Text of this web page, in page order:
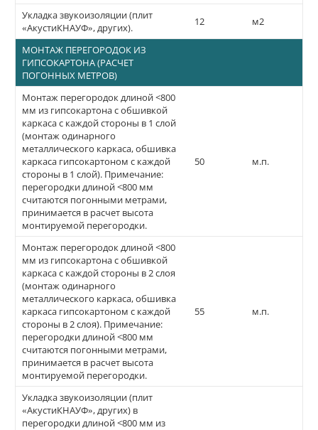
Укладка звукоизоляции (плит
«АкустиКНАУФ», других).
12 м2
МОНТАЖ ПЕРЕГОРОДОК ИЗ
ГИПСОКАРТОНА (РАСЧЕТ
ПОГОННЫХ МЕТРОВ)
Монтаж перегородок длиной <800
мм из гипсокартона с обшивкой
каркаса с каждой стороны в 1 слой
(монтаж одинарного
металлического каркаса, обшивка
каркаса гипсокартоном с каждой
стороны в 1 слой). Примечание:
перегородки длиной <800 мм
считаются погонными метрами,
принимается в расчет высота
монтируемой перегородки.
50 м.п.
Монтаж перегородок длиной <800
мм из гипсокартона с обшивкой
каркаса с каждой стороны в 2 слоя
(монтаж одинарного
металлического каркаса, обшивка
каркаса гипсокартоном с каждой
стороны в 2 слоя). Примечание:
перегородки длиной <800 мм
считаются погонными метрами,
принимается в расчет высота
монтируемой перегородки.
55 м.п.
Укладка звукоизоляции (плит
«АкустиКНАУФ», других) в
перегородки длиной <800 мм из